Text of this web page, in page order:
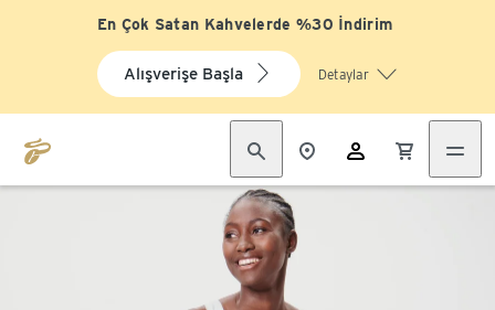
En Çok Satan Kahvelerde %30 İndirim
Alışverişe Başla Detaylar